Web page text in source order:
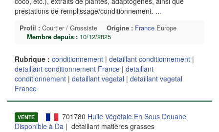
prestations de remplissage/conditionnement. ...
Profil : Courtier / Grossiste Origine : France Europe
Membre depuis : 10/12/2025
Rubrique : conditionnement | detaillant conditionnement |
detaillant conditionnement France | detaillant
conditionnement | detaillant vegetal | detaillant vegetal
France
VENTE 701780 Huile Végétale En Sous Douane
Disponible à Da | detaillant matières grasses